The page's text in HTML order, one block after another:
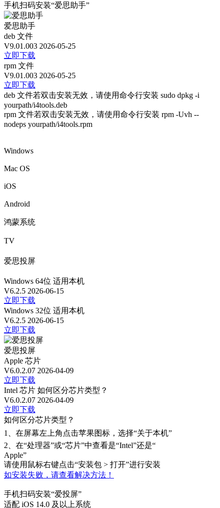
手机扫码安装“爱思助手”
爱思助手
deb 文件
V9.01.003 2026-05-25
立即下载
rpm 文件
V9.01.003 2026-05-25
立即下载
deb 文件若双击安装无效，请使用命令行安装 sudo dpkg -i
yourpath/i4tools.deb
rpm 文件若双击安装无效，请使用命令行安装 rpm -Uvh --
nodeps yourpath/i4tools.rpm
Windows
Mac OS
iOS
Android
鸿蒙系统
TV
爱思投屏
Windows 64位 适用本机
V6.2.5 2026-06-15
立即下载
Windows 32位 适用本机
V6.2.5 2026-06-15
立即下载
爱思投屏
Apple 芯片
V6.0.2.07 2026-04-09
立即下载
Intel 芯片 如何区分芯片类型？
V6.0.2.07 2026-04-09
立即下载
如何区分芯片类型？
1、 在屏幕左上角点击苹果图标，选择“关于本机”
2、 在“处理器”或“芯片”中查看是“Intel”还是“
Apple”
请使用鼠标右键点击“安装包 > 打开”进行安装
如安装失败，请查看解决方法！
手机扫码安装“爱投屏”
适配 iOS 14.0 及以上系统